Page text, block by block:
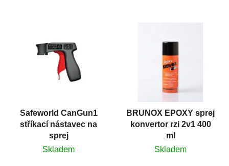
Safeworld CanGun1
stříkací nástavec na
sprej
Skladem
BRUNOX EPOXY sprej
konvertor rzi 2v1 400
ml
Skladem